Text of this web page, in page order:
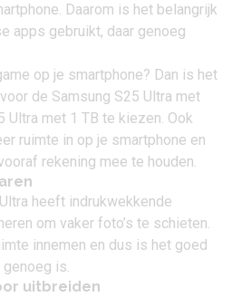
Daarom is het belangrijk
apps gebruikt, daar genoeg
op je smartphone? Dan is het
de Samsung S25 Ultra met
Ultra met 1 TB te kiezen. Ook
ruimte in op je smartphone en
rekening mee te houden.
heeft indrukwekkende
om vaker foto’s te schieten.
innemen en dus is het goed
is.
uitbreiden